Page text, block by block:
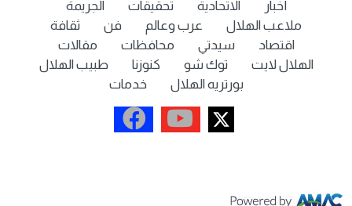
أخبار الاتحادية تحقيقات
الجريمة
ملاعب الهلال
عرب وعالم فن
ثقافة
اقتصاد
سيدتي محافظات
مقالات
الهلال لايت
توك شو كنوزنا
طبيب الهلال
بورتريه الهلال
خدمات